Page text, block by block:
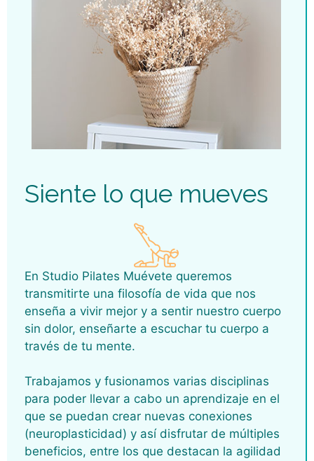
Siente lo que mueves
En Studio Pilates Muévete queremos
transmitirte una filosofía de vida que nos
enseña a vivir mejor y a sentir nuestro cuerpo
sin dolor, enseñarte a escuchar tu cuerpo a
través de tu mente.
Trabajamos y fusionamos varias disciplinas
para poder llevar a cabo un aprendizaje en el
que se puedan crear nuevas conexiones
(neuroplasticidad) y así disfrutar de múltiples
beneficios, entre los que destacan la agilidad